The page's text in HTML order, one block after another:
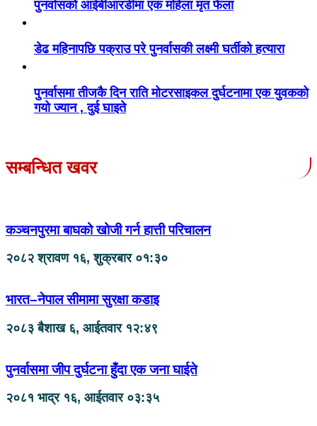
पुनर्वासको आईबीआरडीमा एक महिला मृत फेला
डेढ महिनापछि पक्राउ परे पुनर्वासकी लक्ष्मी घर्तीको हत्यारा
पुनर्वासमा तीजकै दिन राति मोटरसाइकल दुर्घटनामा एक युवकको
गयो ज्यान , दुई घाइते
सम्बन्धित खवर
कञ्चनपुरमा बाघको खोजी गर्न हात्ती परिचालन
२०८२ श्रावण १६, शुक्रबार ०१:३०
भारत–नेपाल सीमामा सुरक्षा कडाइ
२०८३ बैशाख ६, आईतवार १२:४९
पुनर्वासमा जीप दुर्घटना हुँदा एक जना घाईते
२०८१ भाद्र १६, आईतवार ०३:३५